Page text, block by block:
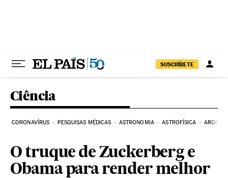
SUSCRÍBETE
Ciência
CORONAVÍRUS PESQUISAS MÉDICAS ASTRONOMIA ASTROFÍSICA
O truque de Zuckerberg e
Obama para render melhor